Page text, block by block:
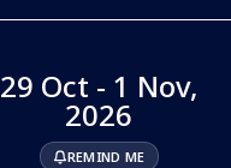
29 Oct - 1 Nov,
2026
REMIND ME